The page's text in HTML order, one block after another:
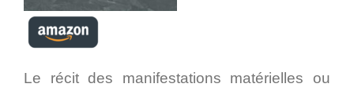
Le récit des manifestations matérielles ou